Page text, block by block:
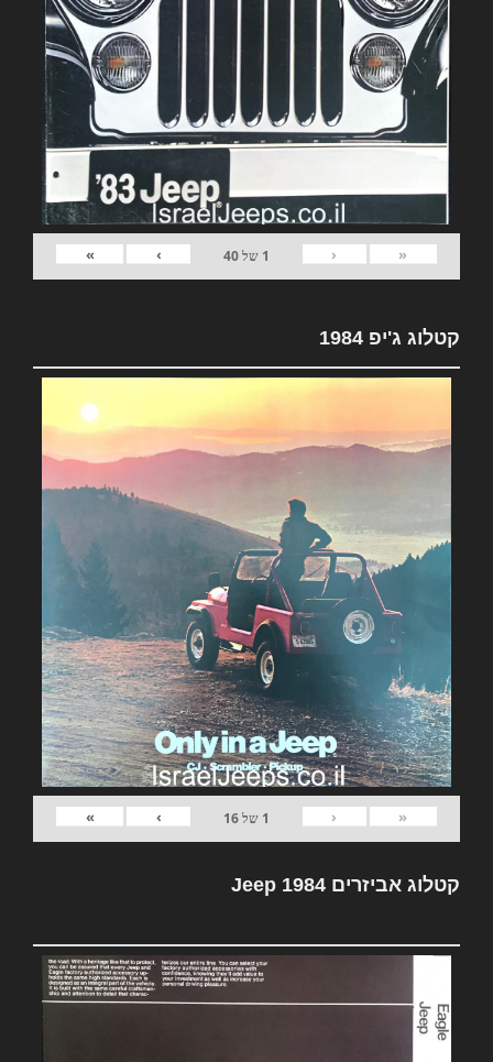
«
‹
1 של40
›
»
קטלוג ג'יפ 1984
«
‹
1 של16
›
»
קטלוג אביזרים Jeep 1984